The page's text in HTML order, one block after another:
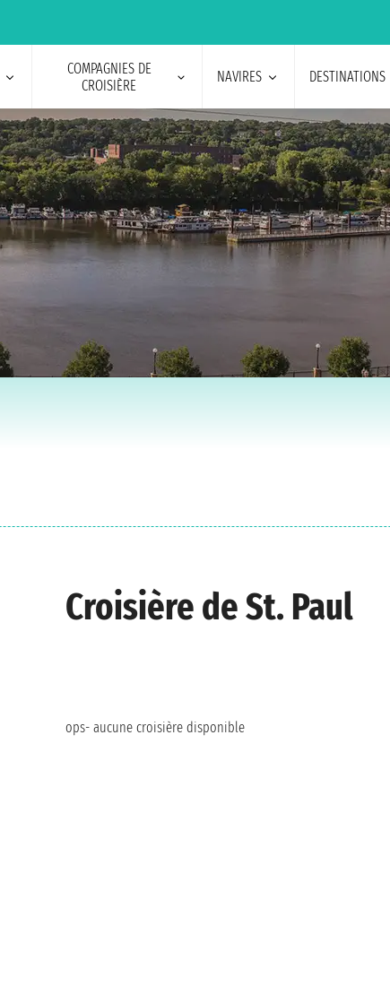
COMPAGNIES DE
CROISIÈRE
NAVIRES DESTINATIONS
Croisière de St. Paul
ops- aucune croisière disponible